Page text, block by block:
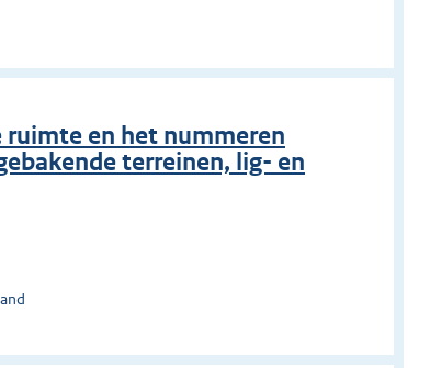
en het nummeren
terreinen, lig- en